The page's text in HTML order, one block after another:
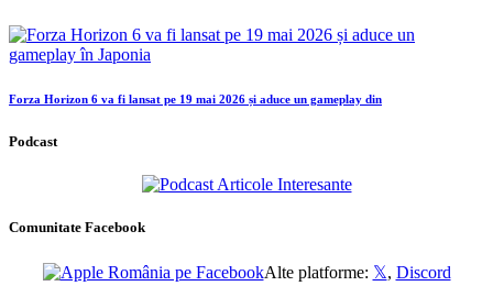
Forza Horizon 6 va fi lansat pe 19 mai 2026 și aduce un gameplay din
Podcast
Comunitate Facebook
Alte platforme: 𝕏, Discord